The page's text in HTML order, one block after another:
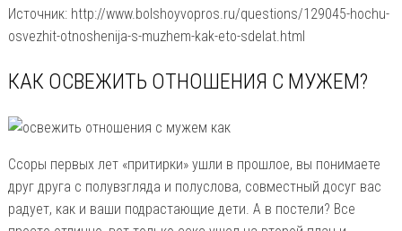
Источник: http://www.bolshoyvopros.ru/questions/129045-hochu-
osvezhit-otnoshenija-s-muzhem-kak-eto-sdelat.html
КАК ОСВЕЖИТЬ ОТНОШЕНИЯ С МУЖЕМ?
Ссоры первых лет «притирки» ушли в прошлое, вы понимаете
друг друга с полувзгляда и полуслова, совместный досуг вас
радует, как и ваши подрастающие дети. А в постели? Все